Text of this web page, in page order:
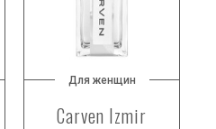
Для женщин
Carven Izmir